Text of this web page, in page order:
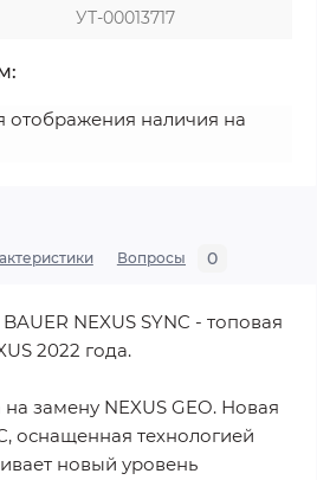
УТ-00013717
отображения наличия на
Вопросы 0
NEXUS SYNC - топовая
2022 года.
замену NEXUS GEO. Новая
оснащенная технологией
новый уровень